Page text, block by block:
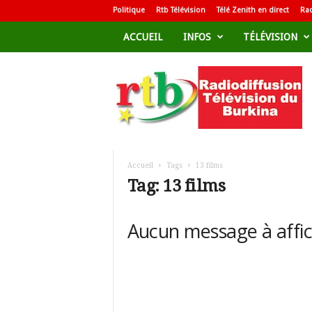
Politique Rtb Télévision Télé Zenith en direct
ACCUEIL INFOS TÉLÉVISION
d
i
Accueil Tags 13 films
Tag: 13 films
Aucun message à